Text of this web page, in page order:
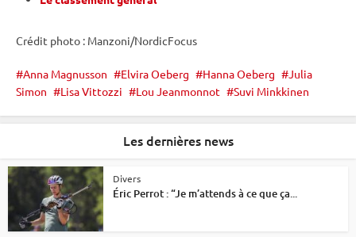
Crédit photo : Manzoni/NordicFocus
Anna Magnusson Elvira Oeberg Hanna Oeberg
Julia
Simon
Lisa Vittozzi Lou Jeanmonnot Suvi Minkkinen
Les dernières news
Divers
Éric Perrot : “Je m’attends à ce que ça...